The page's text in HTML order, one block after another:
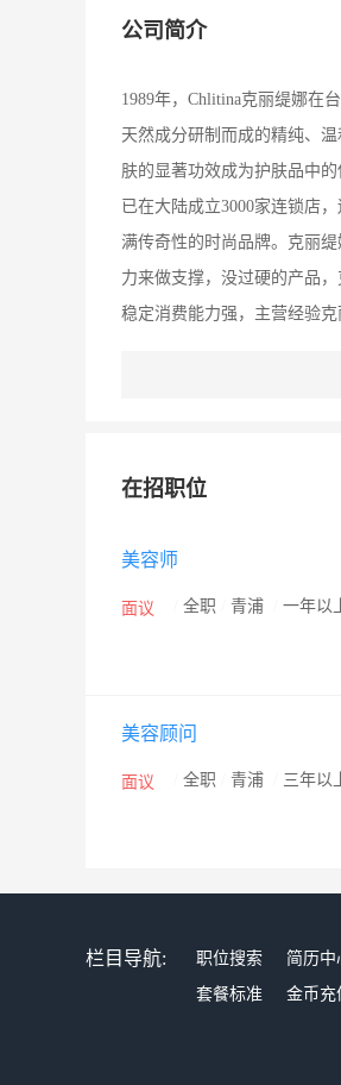
公司简介
1989年，Chlitina克丽缇娜在
天然成分研制而成的精纯、
肤的显著功效成为护肤品中
已在大陆成立3000家连锁店
满传奇性的时尚品牌。克丽
力来做支撑，没过硬的产品
稳定消费能力强，主营经验
在招职位
美容师
面议 全职 青浦 一年以
美容顾问
面议 全职 青浦 三年以
栏目导航: 职位搜索 简历中
套餐标准
金币充